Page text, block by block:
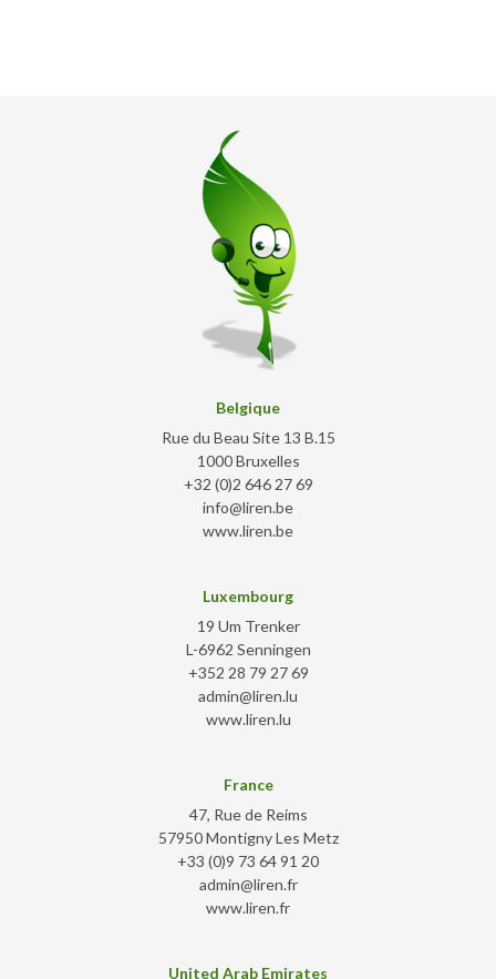
Belgique
Rue du Beau Site 13 B.15
1000 Bruxelles
+32 (0)2 646 27 69
info@liren.be
www.liren.be
Luxembourg
19 Um Trenker
L-6962 Senningen
+352 28 79 27 69
admin@liren.lu
www.liren.lu
France
47, Rue de Reims
57950 Montigny Les Metz
+33 (0)9 73 64 91 20
admin@liren.fr
www.liren.fr
United Arab Emirates